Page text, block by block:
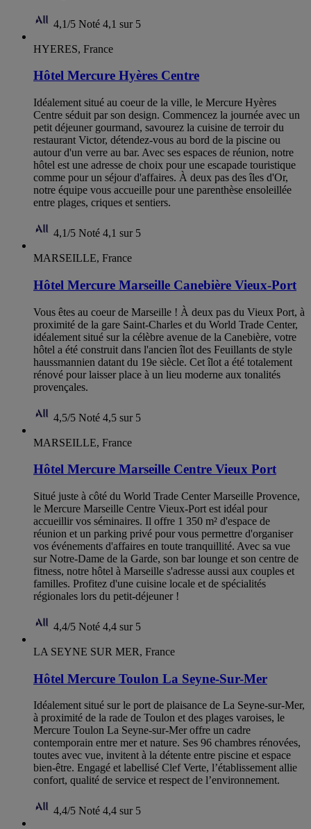
4,1/5 Noté 4,1 sur 5
HYERES, France
Hôtel Mercure Hyères Centre
Idéalement situé au coeur de la ville, le Mercure Hyères
Centre séduit par son design. Commencez la journée avec un
petit déjeuner gourmand, savourez la cuisine de terroir du
restaurant Victor, détendez-vous au bord de la piscine ou
autour d'un verre au bar. Avec ses espaces de réunion, notre
hôtel est une adresse de choix pour une escapade touristique
comme pour un séjour d'affaires. À deux pas des îles d'Or,
notre équipe vous accueille pour une parenthèse ensoleillée
entre plages, criques et sentiers.
4,1/5 Noté 4,1 sur 5
MARSEILLE, France
Hôtel Mercure Marseille Canebière Vieux-Port
Vous êtes au coeur de Marseille ! À deux pas du Vieux Port, à
proximité de la gare Saint-Charles et du World Trade Center,
idéalement situé sur la célèbre avenue de la Canebière, votre
hôtel a été construit dans l'ancien îlot des Feuillants de style
haussmannien datant du 19e siècle. Cet îlot a été totalement
rénové pour laisser place à un lieu moderne aux tonalités
provençales.
4,5/5 Noté 4,5 sur 5
MARSEILLE, France
Hôtel Mercure Marseille Centre Vieux Port
Situé juste à côté du World Trade Center Marseille Provence,
le Mercure Marseille Centre Vieux-Port est idéal pour
accueillir vos séminaires. Il offre 1 350 m² d'espace de
réunion et un parking privé pour vous permettre d'organiser
vos événements d'affaires en toute tranquillité. Avec sa vue
sur Notre-Dame de la Garde, son bar lounge et son centre de
fitness, notre hôtel à Marseille s'adresse aussi aux couples et
familles. Profitez d'une cuisine locale et de spécialités
régionales lors du petit-déjeuner !
4,4/5 Noté 4,4 sur 5
LA SEYNE SUR MER, France
Hôtel Mercure Toulon La Seyne-Sur-Mer
Idéalement situé sur le port de plaisance de La Seyne-sur-Mer,
à proximité de la rade de Toulon et des plages varoises, le
Mercure Toulon La Seyne-sur-Mer offre un cadre
contemporain entre mer et nature. Ses 96 chambres rénovées,
toutes avec vue, invitent à la détente entre piscine et espace
bien-être. Engagé et labellisé Clef Verte, l’établissement allie
confort, qualité de service et respect de l’environnement.
4,4/5 Noté 4,4 sur 5